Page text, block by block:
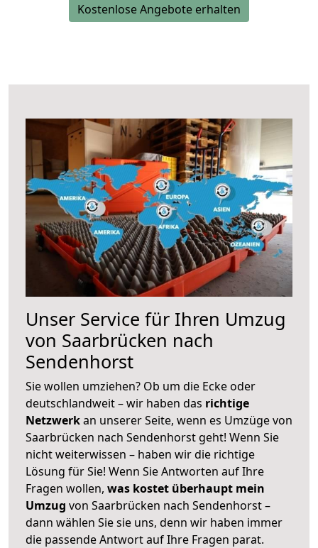
Kostenlose Angebote erhalten
Unser Service für Ihren Umzug
von Saarbrücken nach
Sendenhorst
Sie wollen umziehen? Ob um die Ecke oder
deutschlandweit – wir haben das richtige
Netzwerkan unserer Seite, wenn es Umzüge von
Saarbrücken nach Sendenhorst geht! Wenn Sie
nicht weiterwissen – haben wir die richtige
Lösung für Sie! Wenn Sie Antworten auf Ihre
Fragen wollen, was kostet überhaupt mein
Umzug von Saarbrücken nach Sendenhorst –
dann wählen Sie sie uns, denn wir haben immer
die passende Antwort auf Ihre Fragen parat.